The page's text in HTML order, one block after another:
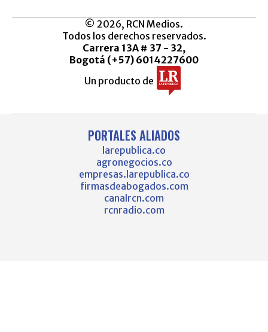
© 2026, RCN Medios.
Todos los derechos reservados.
Carrera 13A # 37 - 32,
Bogotá (+57) 6014227600
Un producto de
PORTALES ALIADOS
larepublica.co
agronegocios.co
empresas.larepublica.co
firmasdeabogados.com
canalrcn.com
rcnradio.com